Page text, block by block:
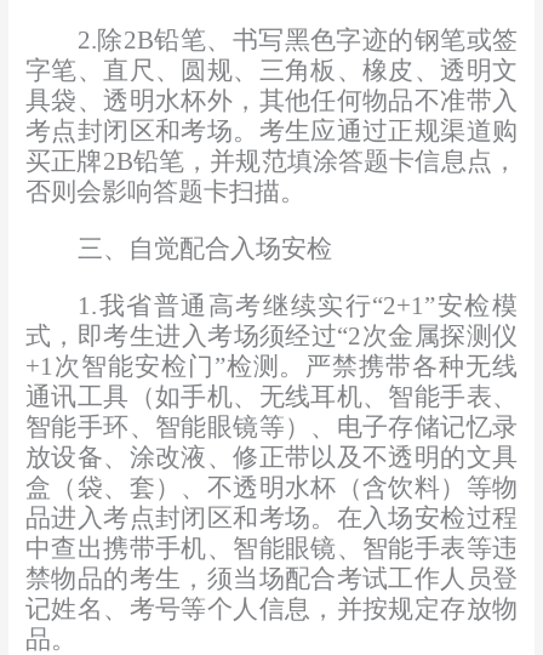
2.除2B铅笔、书写黑色字迹的钢笔或签
字笔、直尺、圆规、三角板、橡皮、透明文
具袋、透明水杯外，其他任何物品不准带入
考点封闭区和考场。考生应通过正规渠道购
买正牌2B铅笔 ，并规范填涂答题卡信息点，
否则会影响答题卡扫描。
三、自觉配合入场安检
1.我省普通高考继续实行“2+1 ”安检模
式，即考生进入考场须经过“2次金属探测仪
+1 次智能安检门”检测。严禁携带各种无线
通讯工具（如手机、无线耳机、智能手表、
智能手环、智能眼镜等）、电子存储记忆录
放设备、涂改液、修正带以及不透明的文具
盒（袋、套）、不透明水杯（含饮料）等物
品进入考点封闭区和考场。 在入场安检过程
中查出携带手机、智能眼镜、智能手表等违
禁物品的考生，须当场配合考试工作人员登
记姓名、考号等个人信息，并按规定存放物
品。